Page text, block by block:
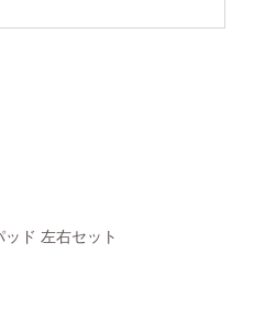
ド 左右セット